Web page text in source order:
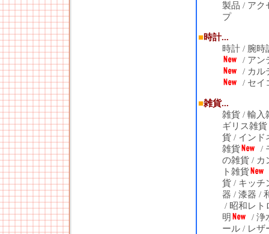
製品 / アク
プ
■時計...
時計 / 腕時
/ アン
/ カル
/ セイ
■雑貨...
雑貨 / 輸入
ギリス雑貨
貨 / インド
雑貨
/
の雑貨 / カ
ト雑貨
貨 / キッチ
器 / 漆器 /
/ 昭和レト
明
/ 浄
ール / レザ